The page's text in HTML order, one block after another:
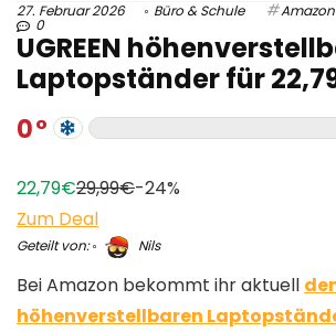
27. Februar 2026 Büro & Schule Amazon
0
UGREEN
Laptopständer für
0
22,79€29,99€-24%
Zum Deal
Geteilt von: Nils
Bei Amazon bekommt ihr aktuell
höhenverstellbaren